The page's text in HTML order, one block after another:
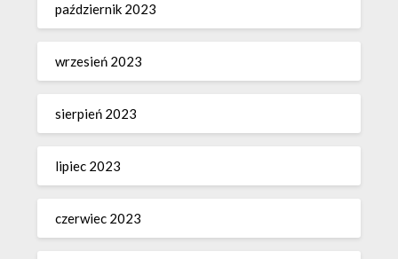
październik 2023
wrzesień 2023
sierpień 2023
lipiec 2023
czerwiec 2023